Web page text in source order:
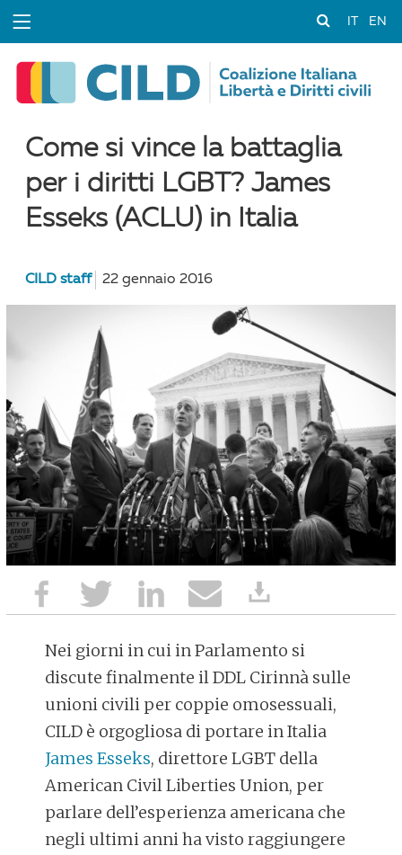
EN
Come si vince la battaglia
per i diritti LGBT? James
Esseks (ACLU) in Italia
CILD staff 22 gennaio 2016
Nei giorni in cui in Parlamento si
discute finalmente il DDL Cirinnà sulle
unioni civili per coppie omosessuali,
CILD è orgogliosa di portare in Italia
James Esseks, direttore LGBT della
American Civil Liberties Union, per
parlare dell’esperienza americana che
negli ultimi anni ha visto raggiungere